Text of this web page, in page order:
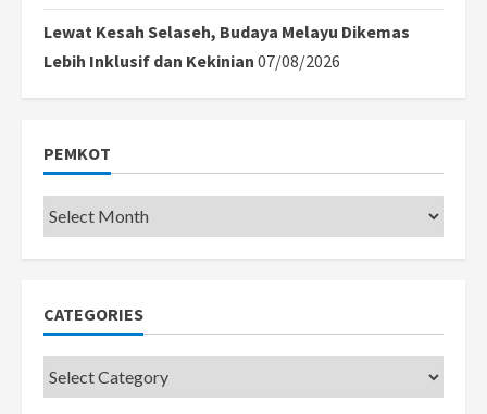
Lewat Kesah Selaseh, Budaya Melayu Dikemas
Lebih Inklusif dan Kekinian 07/08/2026
PEMKOT
Pemkot
CATEGORIES
Categories